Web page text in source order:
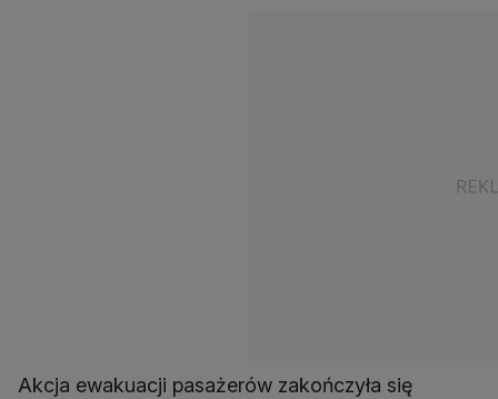
Akcja ewakuacji pasażerów zakończyła się